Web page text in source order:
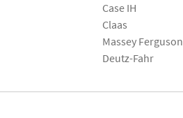
Case IH
Claas
Massey Ferguson
Deutz-Fahr